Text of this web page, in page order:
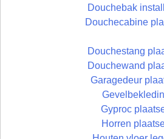
Douchebak
Douchecabine
Douchestang
Douchewand
Garagedeur
Gyproc
Horren